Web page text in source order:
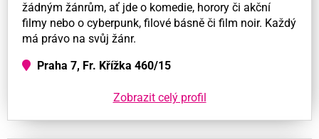
žádným žánrům, ať jde o komedie, horory či akční
filmy nebo o cyberpunk, filové básně či film noir. Každý
má právo na svůj žánr.
Praha 7, Fr. Křížka 460/15
Zobrazit celý profil